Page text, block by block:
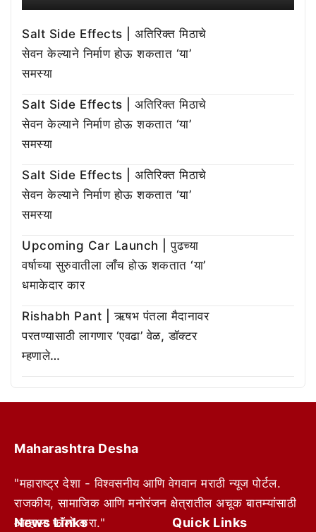
Salt Side Effects | अतिरिक्त मिठाचे
सेवन केल्याने निर्माण होऊ शकतात ‘या’
समस्या
Salt Side Effects | अतिरिक्त मिठाचे
सेवन केल्याने निर्माण होऊ शकतात ‘या’
समस्या
Salt Side Effects | अतिरिक्त मिठाचे
सेवन केल्याने निर्माण होऊ शकतात ‘या’
समस्या
Upcoming Car Launch | पुढच्या
वर्षाच्या सुरुवातीला लाँच होऊ शकतात ‘या’
धमाकेदार कार
Rishabh Pant | ऋषभ पंतला मैदानावर
परतण्यासाठी लागणार ‘एवढा’ वेळ, डॉक्टर
म्हणाले…
Maharashtra Desha
"महाराष्ट्र देशा - विश्वसनीय आणि वेगवान मराठी न्यूज पोर्टल.
राजकीय, सामाजिक आणि मनोरंजन क्षेत्रातील अचूक बातम्यांसाठी
आम्हाला फॉलो करा."
News Links Quick Links